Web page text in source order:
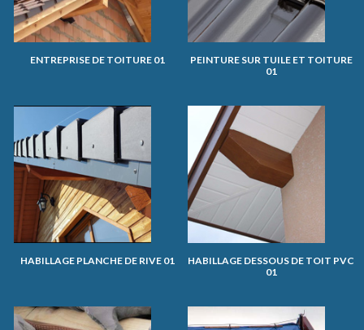
ENTREPRISE DE TOITURE 01
PEINTURE SUR TUILE ET TOITURE
01
HABILLAGE PLANCHE DE RIVE 01
HABILLAGE DESSOUS DE TOIT PVC
01